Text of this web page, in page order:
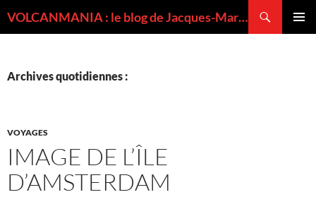
VOLCANMANIA : le blog de Jacques-Marie BARDINTZEFF, volcanologue
Archives quotidiennes :
VOYAGES
IMAGE DE L’ÎLE
D’AMSTERDAM